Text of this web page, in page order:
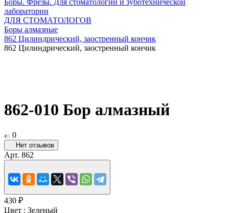
Боры. Фрезы. Для стоматологии и зуботехнической
лаборатории
ДЛЯ СТОМАТОЛОГОВ
Боры алмазные
862 Цилиндрический, заостренный кончик
862 Цилиндрический, заостренный кончик
862-010 Бор алмазный
0
Нет отзывов
Арт. 862
430 ₽
Цвет : Зеленый